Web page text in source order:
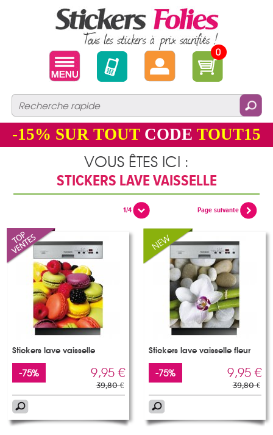
0
-15% SUR TOUT CODE TOUT15
VOUS ÊTES ICI :
STICKERS LAVE VAISSELLE
Page suivante
1/4
Stickers lave vaisselle
-75% 9,95 €
39,80 €
Stickers lave vaisselle fleur
-75% 9,95 €
39,80 €